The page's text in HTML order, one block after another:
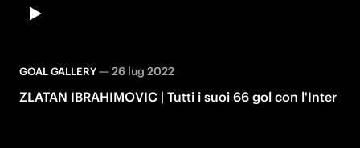
GOAL GALLERY— 26 lug 2022
ZLATAN IBRAHIMOVIC | Tutti i suoi 66 gol con l'Inter